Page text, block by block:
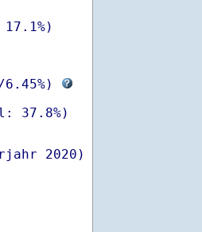
17.1%)
6.45%)
2020)